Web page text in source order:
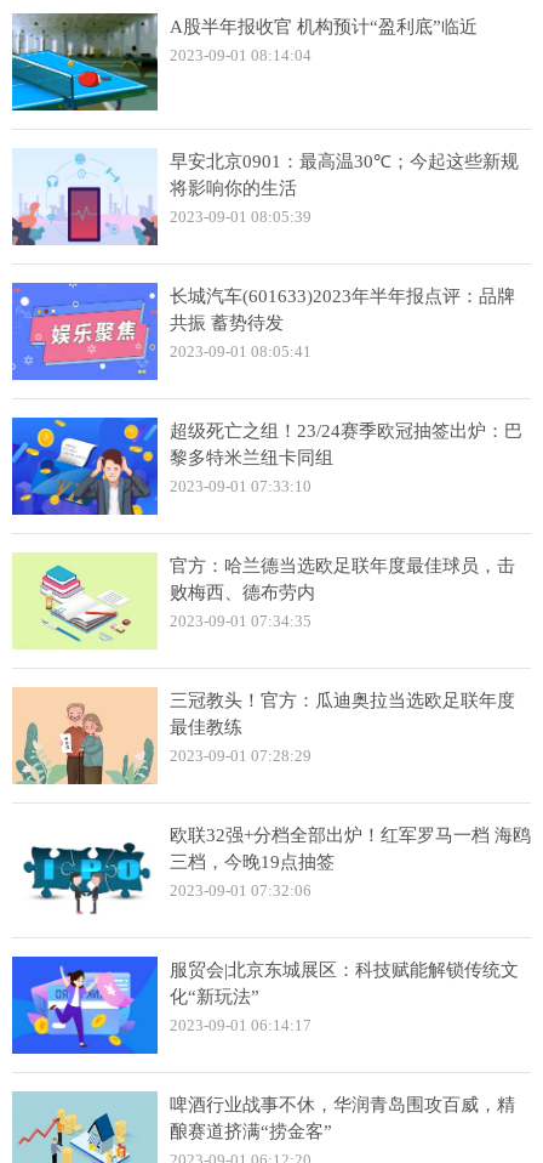
A股半年报收官 机构预计“盈利底”临近
2023-09-01 08:14:04
早安北京0901：最高温30℃；今起这些新规
将影响你的生活
2023-09-01 08:05:39
长城汽车(601633)2023年半年报点评：品牌
共振 蓄势待发
2023-09-01 08:05:41
超级死亡之组！23/24赛季欧冠抽签出炉：巴
黎多特米兰纽卡同组
2023-09-01 07:33:10
官方：哈兰德当选欧足联年度最佳球员，击
败梅西、德布劳内
2023-09-01 07:34:35
三冠教头！官方：瓜迪奥拉当选欧足联年度
最佳教练
2023-09-01 07:28:29
欧联32强+分档全部出炉！红军罗马一档 海鸥
三档，今晚19点抽签
2023-09-01 07:32:06
服贸会|北京东城展区：科技赋能解锁传统文
化“新玩法”
2023-09-01 06:14:17
啤酒行业战事不休，华润青岛围攻百威，精
酿赛道挤满“捞金客”